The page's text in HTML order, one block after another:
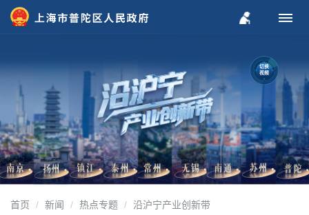
切换
视频
首页 新闻 热点专题 沿沪宁产业创新带